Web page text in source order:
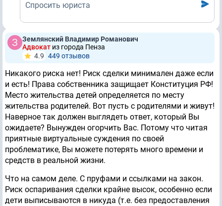
Спросить юриста
Землянский Владимир Романович
Адвокат из города Пенза
4.9 449 отзывов
Никакого риска нет! Риск сделки минимален даже если
и есть! Права собственника защищает Конституция РФ!
Место жительства детей определяется по месту
жительства родителей. Вот пусть с родителями и живут!
Наверное так должен выглядеть ответ, который Вы
ожидаете? Вынужден огорчить Вас. Потому что читая
приятные виртуальные суждения по своей
проблематике, Вы можете потерять много времени и
средств в реальной жизни.
Что на самом деле. С пруфами и ссылками на закон.
Риск оспаривания сделки крайне высок, особенно если
дети выписываются в никуда (т.е. без предоставления